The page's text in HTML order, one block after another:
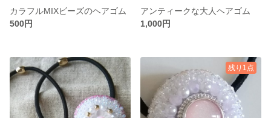
カラフルMIXビーズのヘアゴム
500円
アンティークな大人ヘアゴム
1,000円
残り1点